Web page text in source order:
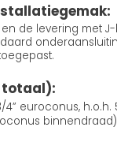
de levering met
totaal):
euroconus, h.o.h.
binnendraad)